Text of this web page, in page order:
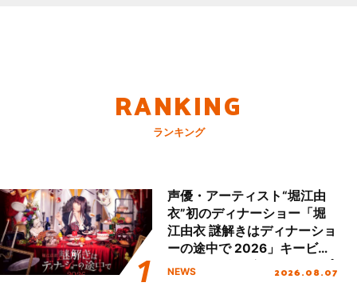
RANKING
ランキング
声優・アーティスト“堀江由
衣”初のディナーショー「堀
江由衣 謎解きはディナーショ
ーの途中で 2026」キービジ
ュアル＆グッズラインナップ
NEWS 2026.08.07